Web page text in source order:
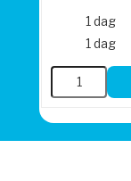
1 dag
1 dag